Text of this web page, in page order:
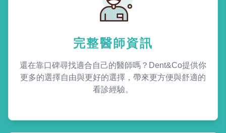
完整醫師資訊
還在靠口碑尋找適合自己的醫師嗎？Dent&Co提供你
更多的選擇自由與更好的選擇，帶來更方便與舒適的
看診經驗。